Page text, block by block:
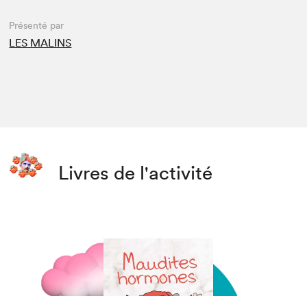
Présenté par
LES MALINS
Livres de l'activité